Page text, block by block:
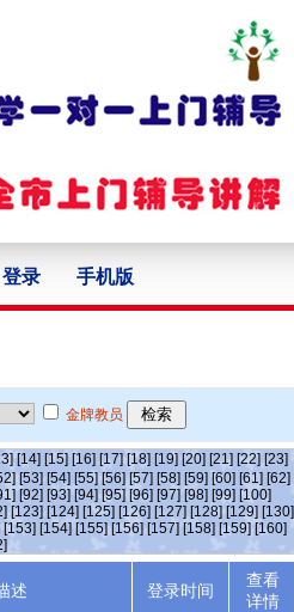
登录 手机版
金牌教员
[14] [15] [16] [17] [18] [19] [20] [21] [22] [23]
[53] [54] [55] [56] [57] [58] [59] [60] [61] [62]
[92] [93] [94] [95] [96] [97] [98] [99] [100]
[123] [124] [125] [126] [127] [128] [129] [130]
[153] [154] [155] [156] [157] [158] [159] [160]
述 登录时间
查看
详情